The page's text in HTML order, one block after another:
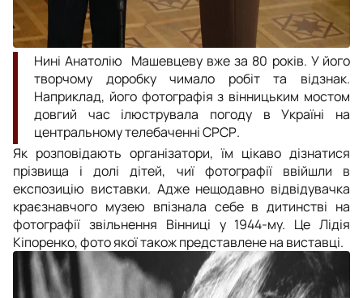
Нині Анатолію Машевцеву вже за 80 років. У його
творчому доробку чимало робіт та відзнак.
Наприклад, його фотографія з вінницьким мостом
довгий час ілюструвала погоду в Україні на
центральному телебаченні СРСР.
Як розповідають організатори, їм цікаво дізнатися
прізвища і долі дітей, чиї фотографії ввійшли в
експозицію виставки. Адже нещодавно відвідувачка
краєзнавчого музею впізнала себе в дитинстві на
фотографії звільнення Вінниці у 1944-му. Це Лідія
Кіпоренко, фото якої також представлене на виставці.